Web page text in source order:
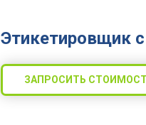
Этикетировщик
ЗАПРОСИТЬ